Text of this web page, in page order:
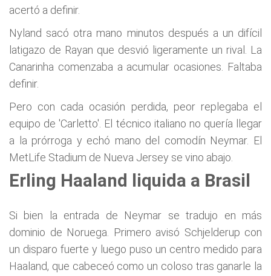
acertó a definir.
Nyland sacó otra mano minutos después a un difícil
latigazo de Rayan que desvió ligeramente un rival. La
Canarinha comenzaba a acumular ocasiones. Faltaba
definir.
Pero con cada ocasión perdida, peor replegaba el
equipo de 'Carletto'. El técnico italiano no quería llegar
a la prórroga y echó mano del comodín Neymar. El
MetLife Stadium de Nueva Jersey se vino abajo.
Erling Haaland liquida a Brasil
Si bien la entrada de Neymar se tradujo en más
dominio de Noruega. Primero avisó Schjelderup con
un disparo fuerte y luego puso un centro medido para
Haaland, que cabeceó como un coloso tras ganarle la